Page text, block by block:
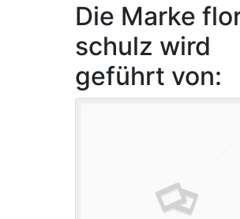
Die Marke
schulz wird
geführt von: